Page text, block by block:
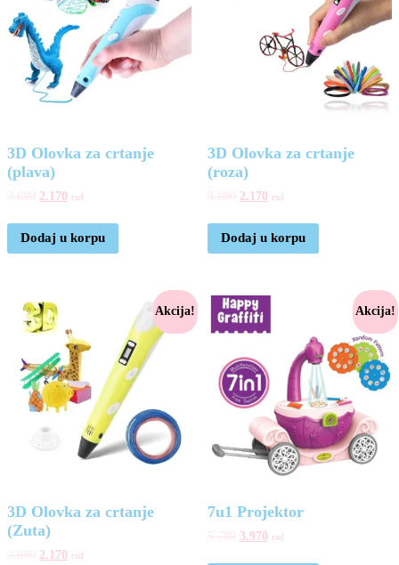
3D Olovka za crtanje
(plava)
2.170 rsd
Dodaj u korpu
3D Olovka za crtanje
(roza)
2.170 rsd
Dodaj u korpu
Akcija!
3D Olovka za crtanje
(Zuta)
2.170 rsd
Akcija!
7u1 Projektor
3.970 rsd